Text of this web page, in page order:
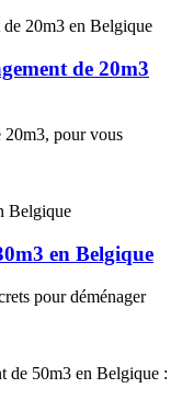
de 20m3
20m3, pour vous
en Belgique
pour déménager